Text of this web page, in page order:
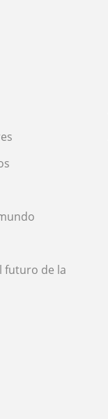
futuro de la